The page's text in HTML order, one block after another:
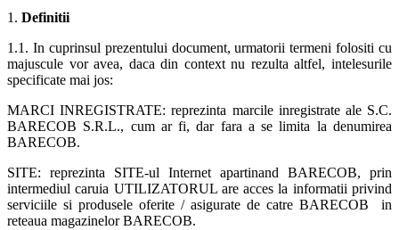
1. Definitii
1.1. In cuprinsul prezentului document, urmatorii termeni folositi cu
majuscule vor avea, daca din context nu rezulta altfel, intelesurile
specificate mai jos:
MARCI INREGISTRATE: reprezinta marcile inregistrate ale S.C.
BARECOB S.R.L., cum ar fi, dar fara a se limita la denumirea
BARECOB.
SITE: reprezinta SITE-ul Internet apartinand BARECOB, prin
intermediul caruia UTILIZATORUL are acces la informatii privind
serviciile si produsele oferite / asigurate de catre BARECOB in
reteaua magazinelor BARECOB.